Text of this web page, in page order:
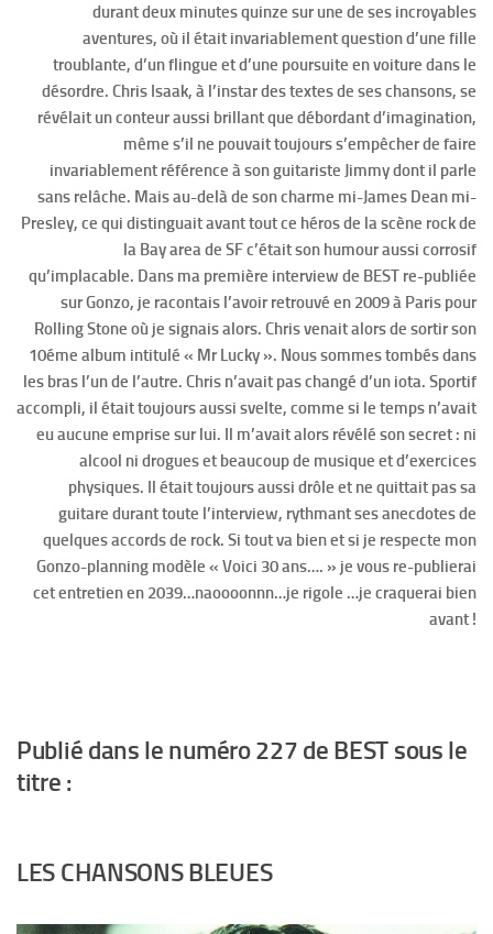
durant deux minutes quinze sur une de ses incroyables
aventures, où il était invariablement question d’une fille
troublante, d’un flingue et d’une poursuite en voiture dans le
désordre. Chris Isaak, à l’instar des textes de ses chansons, se
révélait un conteur aussi brillant que débordant d’imagination,
même s’il ne pouvait toujours s’empêcher de faire
invariablement référence à son guitariste Jimmy dont il parle
sans relâche. Mais au-delà de son charme mi-James Dean mi-
Presley, ce qui distinguait avant tout ce héros de la scène rock de
la Bay area de SF c’était son humour aussi corrosif
qu’implacable. Dans ma première interview de BEST re-publiée
sur Gonzo, je racontais l’avoir retrouvé en 2009 à Paris pour
Rolling Stone où je signais alors. Chris venait alors de sortir son
10éme album intitulé « Mr Lucky ». Nous sommes tombés dans
les bras l’un de l’autre. Chris n’avait pas changé d’un iota. Sportif
accompli, il était toujours aussi svelte, comme si le temps n’avait
eu aucune emprise sur lui. Il m’avait alors révélé son secret : ni
alcool ni drogues et beaucoup de musique et d’exercices
physiques. Il était toujours aussi drôle et ne quittait pas sa
guitare durant toute l’interview, rythmant ses anecdotes de
quelques accords de rock. Si tout va bien et si je respecte mon
Gonzo-planning modèle « Voici 30 ans…. » je vous re-publierai
cet entretien en 2039…naoooonnn…je rigole …je craquerai bien
avant !
Publié dans le numéro 227 de BEST sous le
titre :
LES CHANSONS BLEUES